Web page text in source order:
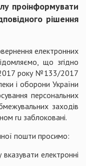
проінформувати
рішення
електронних
що згідно
року №133/2017
і оборони України
персональних
заходів
ru заблоковані.
пошти просимо:
електронні